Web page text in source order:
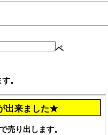
ペ
。